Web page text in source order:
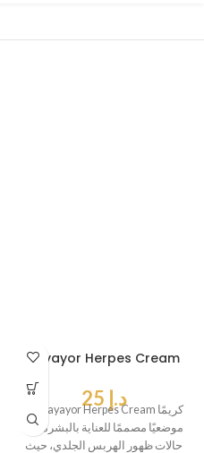
Payayor Herpes Cream
د.إ
موضعيًا مصممًا للعناية بالبشرة في
حالات ظهور الهربس الجلدي، حيث